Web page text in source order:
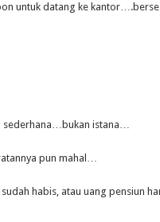
untuk datang ke
sederhana…bukan istana…
pun mahal…
habis, atau uang pensiun